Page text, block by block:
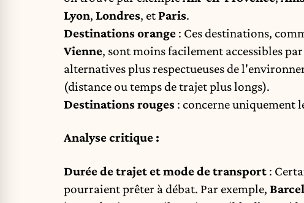
Lyon, Londres, etParis.
Destinations orange : Ces destinations,
Vienne, sont moins facilement accessibles
alternatives plus respectueuses de
(distance ou temps de trajet plus longs).
Destinations rouges : concerne uniquement
Analyse critique :
Durée de trajet et mode de transport :
pourraient prêter à débat. Par exemple,